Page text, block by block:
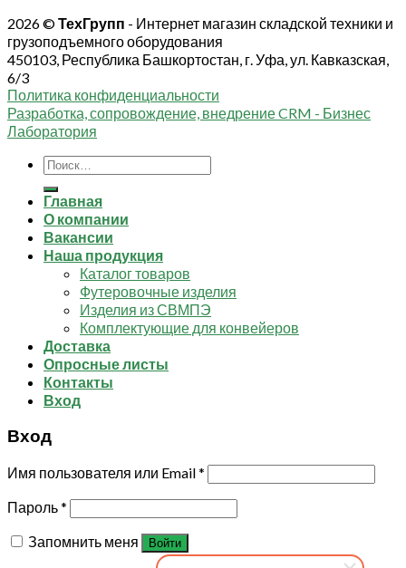
2026 ©ТехГрупп - Интернет магазин складской техники и
грузоподъемного оборудования
450103, Республика Башкортостан, г. Уфа, ул. Кавказская,
6/3
Политика конфиденциальности
Разработка, сопровождение, внедрение CRM - Бизнес
Лаборатория
Искать:
Главная
О компании
Вакансии
Наша продукция
Каталог товаров
Футеровочные изделия
Изделия из СВМПЭ
Комплектующие для конвейеров
Доставка
Опросные листы
Контакты
Вход
Вход
Имя пользователя или Email*
Пароль*
Запомнить меня
Войти